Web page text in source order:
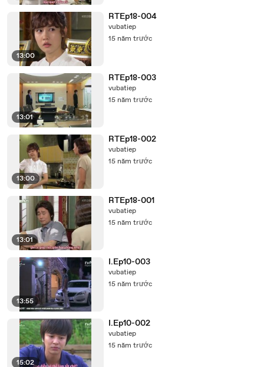
13:00
RTEp18-004
vubatiep
15 năm trước
13:01
RTEp18-003
vubatiep
15 năm trước
13:00
RTEp18-002
vubatiep
15 năm trước
13:01
RTEp18-001
vubatiep
15 năm trước
13:55
I.Ep10-003
vubatiep
15 năm trước
15:02
I.Ep10-002
vubatiep
15 năm trước